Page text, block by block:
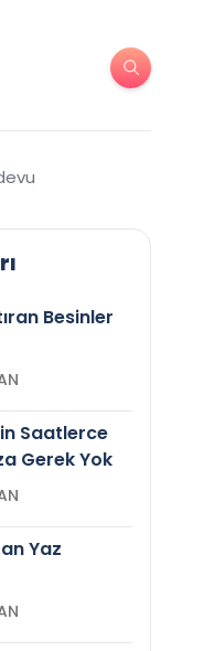
Besinler
Saatlerce
Gerek Yok
Yaz